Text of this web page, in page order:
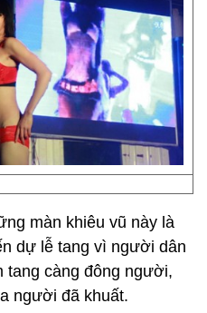
màn khiêu vũ này là
dự lễ tang vì người dân
tang càng đông người,
người đã khuất.